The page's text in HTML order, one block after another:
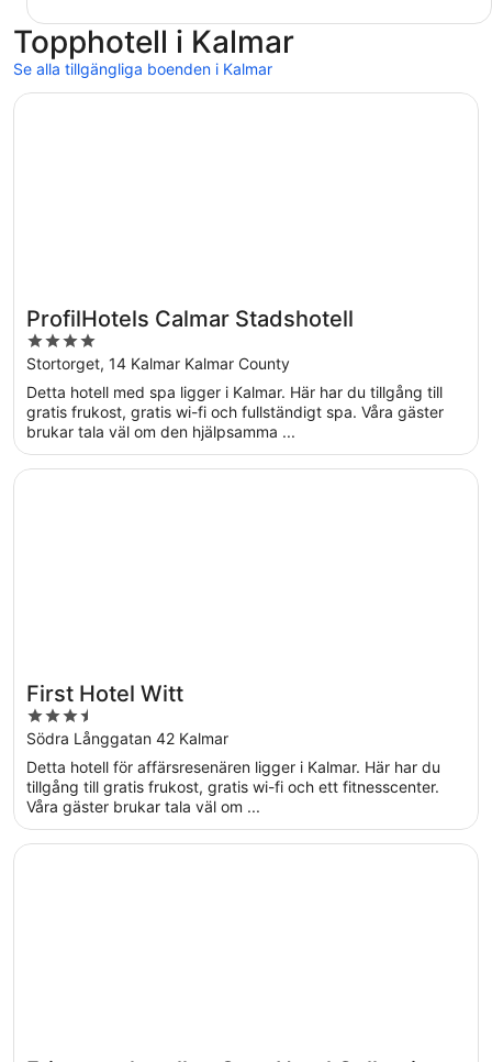
Topphotell i Kalmar
Se alla tillgängliga boenden i Kalmar
ProfilHotels Calmar Stadshotell
4
out
of
5
Stortorget, 14 Kalmar Kalmar County
Detta hotell med spa ligger i Kalmar. Här har du tillgång till
gratis frukost, gratis wi-fi och fullständigt spa. Våra gäster
brukar tala väl om den hjälpsamma ...
Öppnas i ett nytt fönster
ProfilHotels Calmar Stadshotell
First Hotel Witt
3.5
out
of
5
Södra Långgatan 42 Kalmar
Detta hotell för affärsresenären ligger i Kalmar. Här har du
tillgång till gratis frukost, gratis wi-fi och ett fitnesscenter.
Våra gäster brukar tala väl om ...
Öppnas i ett nytt fönster
First Hotel Witt
Öppnas i ett nytt fönster
Frimurarehotellet, Sure Hotel Collection by Best Western